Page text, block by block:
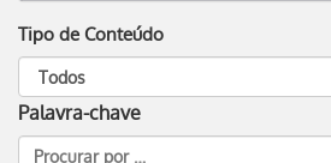
Tipo de Conteúdo
Palavra-chave